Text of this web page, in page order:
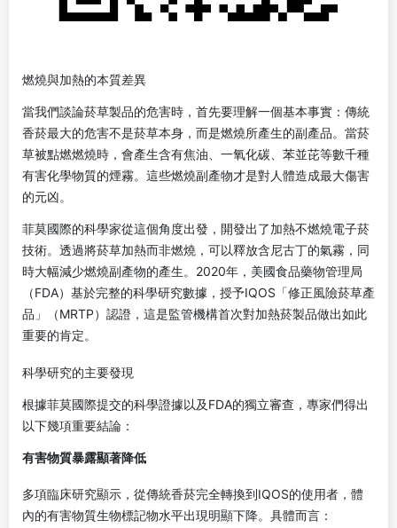
燃燒與加熱的本質差異
當我們談論菸草製品的危害時，首先要理解一個基本事實：傳統
香菸最大的危害不是菸草本身，而是燃燒所產生的副產品。當菸
草被點燃燃燒時，會產生含有焦油、一氧化碳、苯並芘等數千種
有害化學物質的煙霧。這些燃燒副產物才是對人體造成最大傷害
的元凶。
菲莫國際的科學家從這個角度出發，開發出了加熱不燃燒電子菸
技術。透過將菸草加熱而非燃燒，可以釋放含尼古丁的氣霧，同
時大幅減少燃燒副產物的產生。2020年，美國食品藥物管理局
（FDA）基於完整的科學研究數據，授予IQOS「修正風險菸草產
品」（MRTP）認證，這是監管機構首次對加熱菸製品做出如此
重要的肯定。
科學研究的主要發現
根據菲莫國際提交的科學證據以及FDA的獨立審查，專家們得出
以下幾項重要結論：
有害物質暴露顯著降低
多項臨床研究顯示，從傳統香菸完全轉換到IQOS的使用者，體
內的有害物質生物標記物水平出現明顯下降。具體而言：